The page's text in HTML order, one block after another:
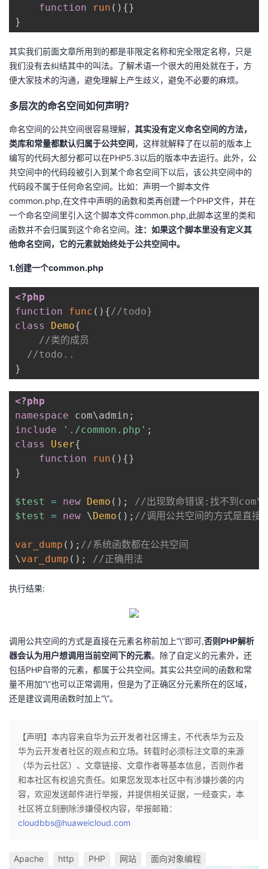
function run ( ) {}
}
其实我们前面文章所用到的都是非限定名称和完全限定名称，只是
我们没有去纠结其中的叫法。了解术语一个很大的用处就在于，方
便大家技术的沟通，避免理解上产生歧义，避免不必要的麻烦。
多层次的命名空间如何声明？
命名空间的公共空间很容易理解， 其实没有定义命名空间的方法，
类库和常量都默认归属于公共空间，这样就解释了在以前的版本上
编写的代码大部分都可以在PHP5.3以后的版本中去运行。此外，公
共空间中的代码段被引入到某个命名空间下以后，该公共空间中的
代码段不属于任何命名空间。比如：声明一个脚本文件
common.php,在文件中声明的函数和类再创建一个PHP文件，并在
一个命名空间里引入这个脚本文件common.php,此脚本这里的类和
函数并不会归属到这个命名空间。 注：如果这个脚本里没有定义其
他命名空间，它的元素就始终处于公共空间中。
1.创建一个common.php
<?php
function
func ( ) {//todo}
class
Demo{
//类的成员
//todo..
}
<?php
namespace
com\admin ;
include
'./common.php' ;
class
User{
function
run ( ) {}
}
$test = new Demo ( ) ;
//出现致命错误:找不到
$test
= new \Demo ( ) ; //调用公共空间的方式是直接
var_dump ( ) ; //系统函数都在公共空间
\var_dump ( ) ; //正确用法
执行结果:
调用公共空间的方式是直接在元素名称前加上“\”即可,否则PHP解析
器会认为用户想调用当前空间下的元素。除了自定义的元素外，还
包括PHP自带的元素，都属于公共空间。其实公共空间的函数和常
量不用加“\”也可以正常调用，但是为了正确区分元素所在的区域，
还是建议调用函数时加上“\”。
【声明】本内容来自华为云开发者社区博主，不代表华为云及
华为云开发者社区的观点和立场。转载时必须标注文章的来源
（华为云社区）、文章链接、文章作者等基本信息，否则作者
和本社区有权追究责任。如果您发现本社区中有涉嫌抄袭的内
容，欢迎发送邮件进行举报，并提供相关证据，一经查实，本
社区将立刻删除涉嫌侵权内容，举报邮箱：
cloudbbs@huaweicloud.com
Apache http PHP 网站 面向对象编程